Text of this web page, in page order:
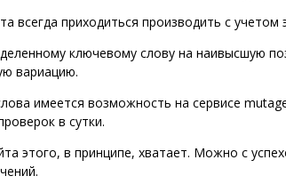
всегда приходиться производить с учетом
ключевому слову на наивысшую
вариацию.
имеется возможность на сервисе
в сутки.
этого, в принципе, хватает. Можно с